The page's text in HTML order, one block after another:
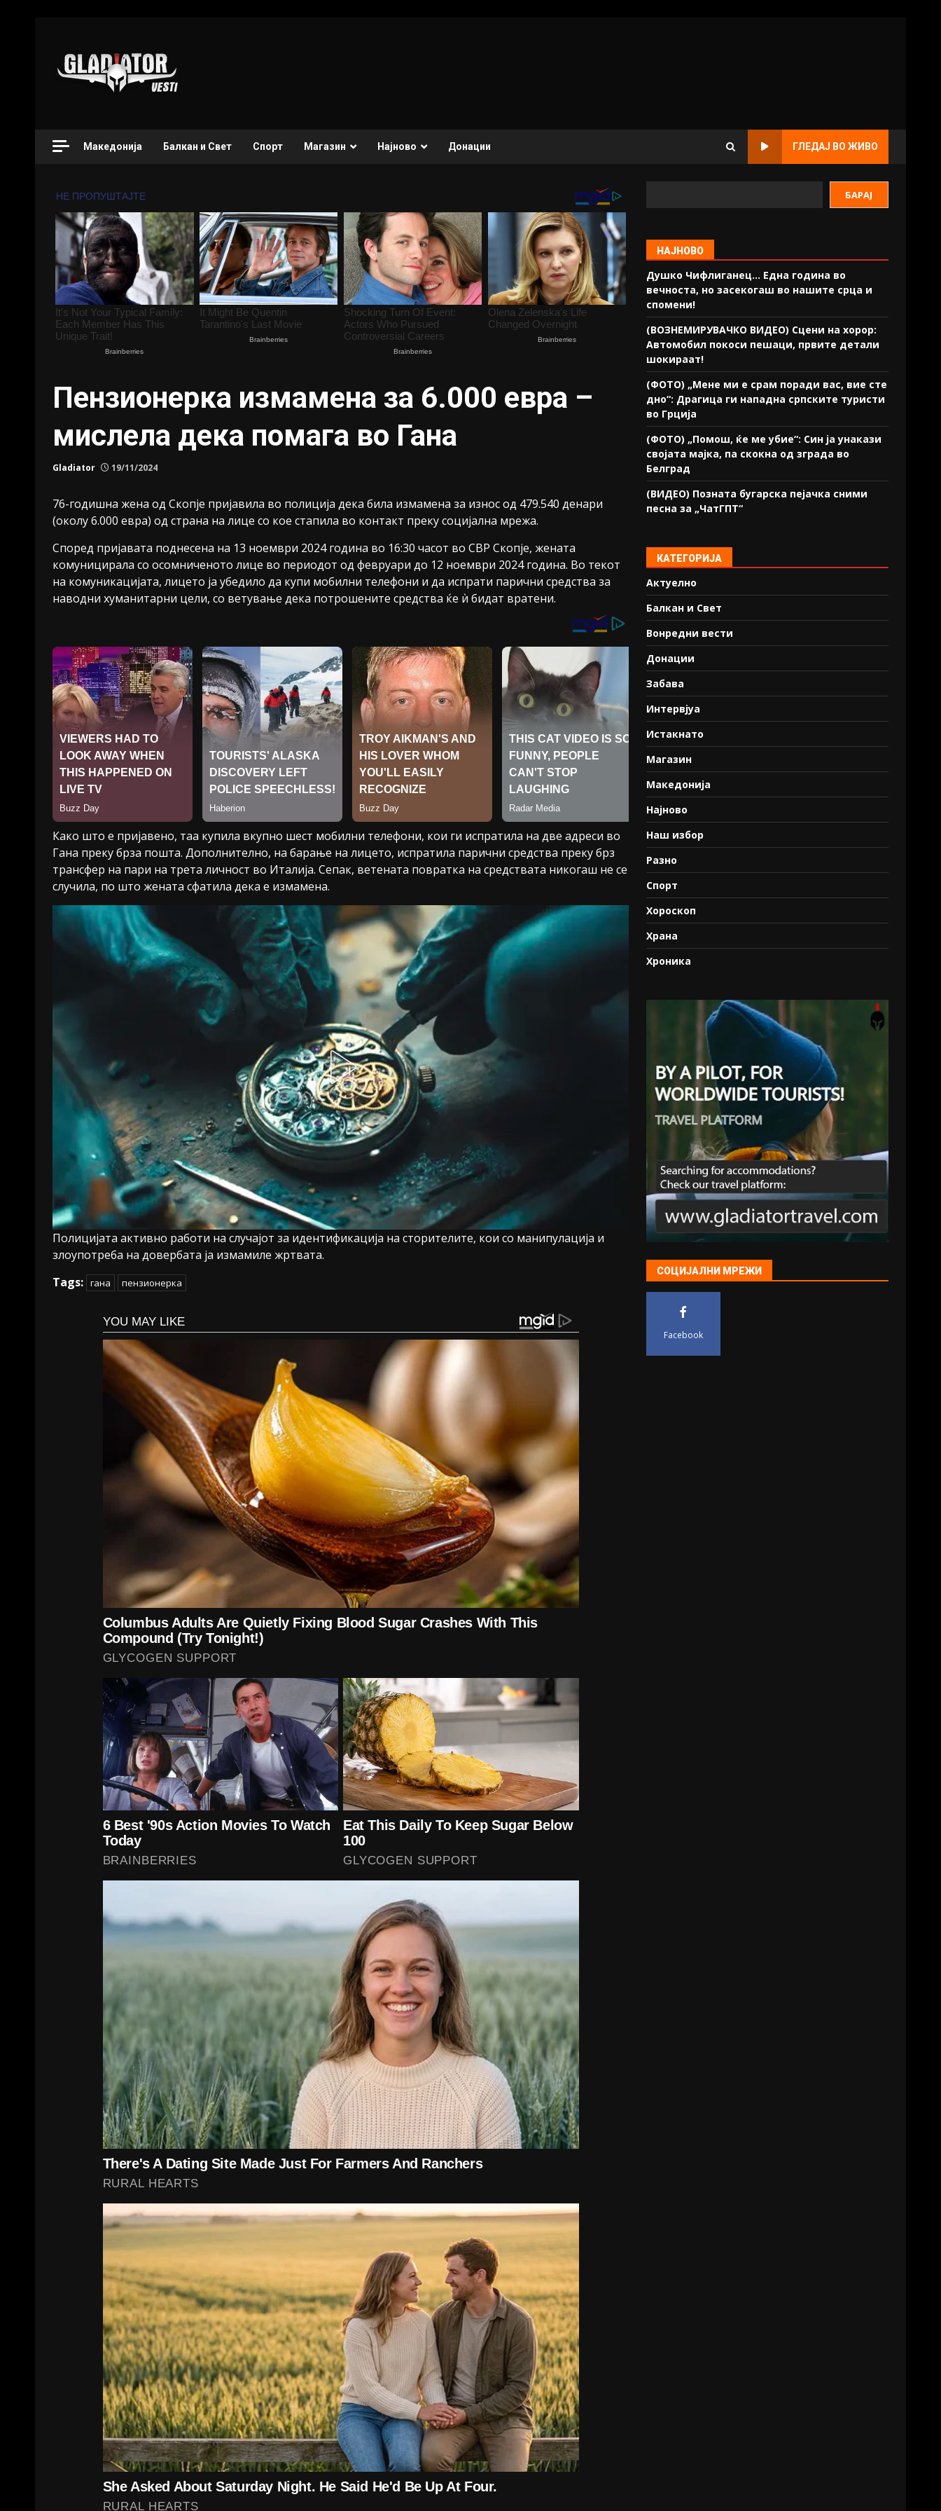
Македонија Балкан и Свет Спорт Магазин Најново Донации ГЛЕДАЈ ВО ЖИВО
Пензионерка измамена за 6.000 евра –
мислела дека помага во Гана
Gladiator 19/11/2024
76-годишна жена од Скопје пријавила во полиција дека била измамена за износ од 479.540 денари
(околу 6.000 евра) од страна на лице со кое стапила во контакт преку социјална мрежа.
Според пријавата поднесена на 13 ноември 2024 година во 16:30 часот во СВР Скопје, жената
комуницирала со осомниченото лице во периодот од февруари до 12 ноември 2024 година. Во текот
на комуникацијата, лицето ја убедило да купи мобилни телефони и да испрати парични средства за
наводни хуманитарни цели, со ветување дека потрошените средства ќе ѝ бидат вратени.
Како што е пријавено, таа купила вкупно шест мобилни телефони, кои ги испратила на две адреси во
Гана преку брза пошта. Дополнително, на барање на лицето, испратила парични средства преку брз
трансфер на пари на трета личност во Италија. Сепак, ветената повратка на средствата никогаш не се
случила, по што жената сфатила дека е измамена.
Полицијата активно работи на случајот за идентификација на сторителите, кои со манипулација и
злоупотреба на довербата ја измамиле жртвата.
Tags: гана пензионерка
БАРАЈ
НАЈНОВО
Душко Чифлиганец… Eдна година во
вечноста, но засекогаш во нашите срца и
спомени!
(ВОЗНЕМИРУВАЧКО ВИДЕО) Сцени на хорор:
Автомобил покоси пешаци, првите детали
шокираат!
(ФОТО) „Мене ми е срам поради вас, вие сте
дно“: Драгица ги нападна српските туристи
во Грција
(ФОТО) „Помош, ќе ме убие“: Син ја унакази
својата мајка, па скокна од зграда во
Белград
(ВИДЕО) Позната бугарска пејачка сними
песна за „ЧатГПТ“
КАТЕГОРИЈА
Актуелно
Балкан и Свет
Вонредни вести
Донации
Забава
Интервјуа
Истакнато
Магазин
Македонија
Најново
Наш избор
Разно
Спорт
Хороскоп
Храна
Хроника
СОЦИЈАЛНИ МРЕЖИ
Facebook